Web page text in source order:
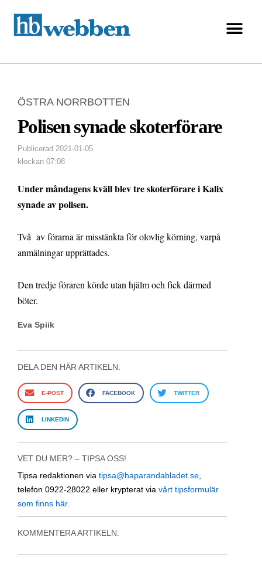
ÖSTRA NORRBOTTEN
Polisen synade skoterförare
Publicerad 2021-01-05
klockan 07:08
Under måndagens kväll blev tre skoterförare i Kalix
synade av polisen.
Två av förarna är misstänkta för olovlig körning, varpå
anmälningar upprättades.
Den tredje föraren körde utan hjälm och fick därmed
böter.
Eva Spiik
DELA DEN HÄR ARTIKELN:
E-POST FACEBOOK TWITTER
LINKEDIN
VET DU MER? – TIPSA OSS!
Tipsa redaktionen via tipsa@haparandabladet.se
telefon 0922-28022 eller krypterat via vårt tipsformulär
som finns här.
KOMMENTERA ARTIKELN: